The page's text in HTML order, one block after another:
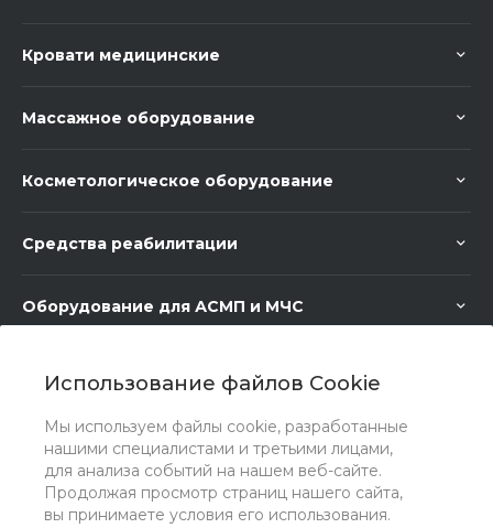
Использование файлов Cookie
Мы используем файлы cookie, разработанные
нашими специалистами и третьими лицами,
для анализа событий на нашем веб-сайте.
Продолжая просмотр страниц нашего сайта,
вы принимаете условия его использования.
Кровати медицинские
Массажное оборудование
Косметологическое оборудование
Средства реабилитации
Оборудование для АСМП и МЧС
Медицинская мебель